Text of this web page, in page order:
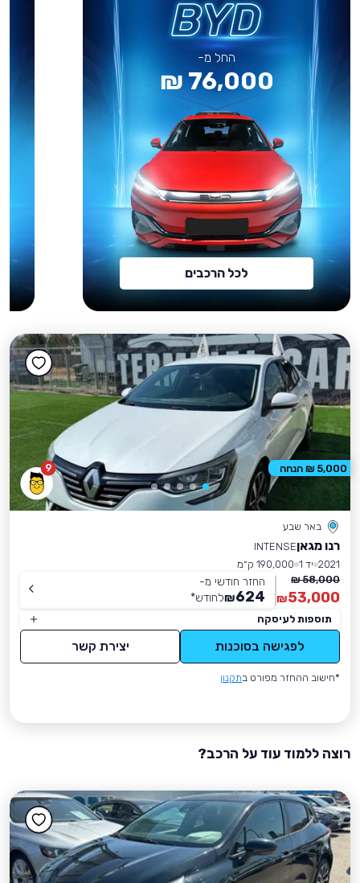
החל מ-
76,000 ₪
לכל הרכבים
9
באר שבע
רנו מגאןINTENSE
2021 יד 1
190,000 ק״מ
58,000 ₪
53,000
₪
החזר חודשי מ-
624
₪לחודש*
תוספות לעיסקה
לפגישה בסוכנות יצירת קשר
*חישוב ההחזר מפורט בתקנון
5,000 ₪ הנחה
רוצה ללמוד עוד על הרכב?